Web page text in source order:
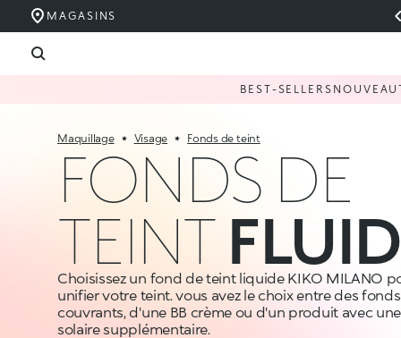
MAGASINS
BEST-SELLERS
Maquillage Visage Fonds de teint
FONDS DE
TEINT
Choisissez un fond de teint liquide KIKO MILANO
unifier votre teint. vous avez le choix entre des
couvrants, d'une BB crème ou d'un produit avec
solaire supplémentaire.